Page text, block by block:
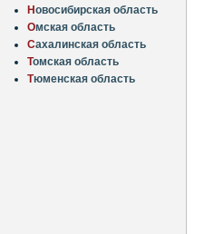
Новосибирская область
Омская область
Сахалинская область
Томская область
Тюменская область